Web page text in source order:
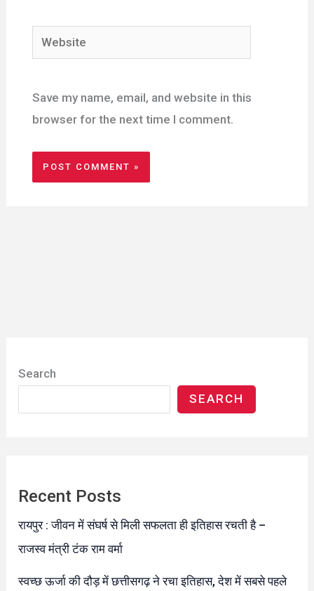
Website
Save my name, email, and website in this
browser for the next time I comment.
Search
SEARCH
Recent Posts
रायपुर : जीवन में संघर्ष से मिली सफलता ही इतिहास रचती है –
राजस्व मंत्री टंक राम वर्मा
स्वच्छ ऊर्जा की दौड़ में छत्तीसगढ़ ने रचा इतिहास, देश में सबसे पहले